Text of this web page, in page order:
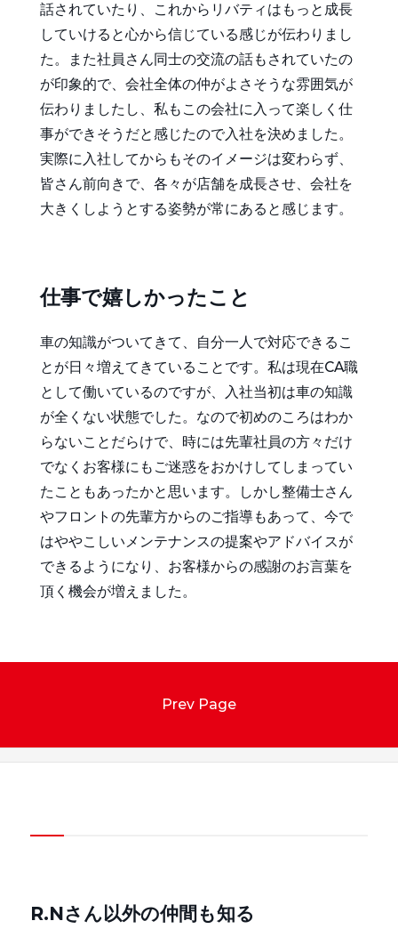
話されていたり、これからリバティはもっと成長
していけると心から信じている感じが伝わりまし
た。また社員さん同士の交流の話もされていたの
が印象的で、会社全体の仲がよさそうな雰囲気が
伝わりましたし、私もこの会社に入って楽しく仕
事ができそうだと感じたので入社を決めました。
実際に入社してからもそのイメージは変わらず、
皆さん前向きで、各々が店舗を成長させ、会社を
大きくしようとする姿勢が常にあると感じます。
仕事で嬉しかったこと
車の知識がついてきて、自分一人で対応できるこ
とが日々増えてきていることです。私は現在CA職
として働いているのですが、入社当初は車の知識
が全くない状態でした。なので初めのころはわか
らないことだらけで、時には先輩社員の方々だけ
でなくお客様にもご迷惑をおかけしてしまってい
たこともあったかと思います。しかし整備士さん
やフロントの先輩方からのご指導もあって、今で
はややこしいメンテナンスの提案やアドバイスが
できるようになり、お客様からの感謝のお言葉を
頂く機会が増えました。
Prev Page
R.Nさん以外の仲間も知る